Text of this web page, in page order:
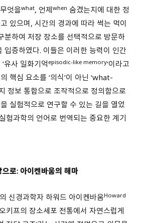
엇을what, 언제when 숨겼는지에 대한 정
있으며, 시간의 경과에 따라 썩는 먹이
분하여 저장 장소를 선택적으로 방문하
입증하였다. 이들은 이러한 능력이 인간
유사 일화기억 episodic-like memory‘이라고
핵심 요소를 ‘의식’이 아닌 ‘what-
정보 통합으로 조작적으로 정의함으로
실험적으로 연구할 수 있는 길을 열었
험과학의 언어로 번역되는 중요한 계기
로: 아이켄바움의 해마
신경과학자 하워드 아이켄바움Howard
키프의 장소세포 전통에서 자연스럽게